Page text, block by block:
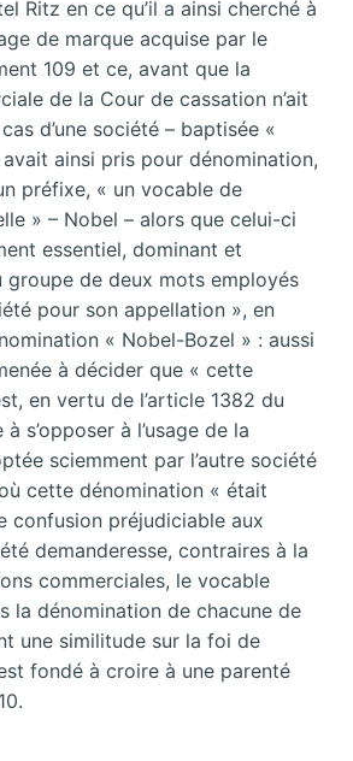
Ritz en ce qu’il a ainsi cherché à
de marque acquise par le
109 et ce, avant que la
de la Cour de cassation n’ait
d’une société – baptisée «
ainsi pris pour dénomination,
préfixe, « un vocable de
» – Nobel – alors que celui-ci
essentiel, dominant et
de deux mots employés
pour son appellation », en
« Nobel-Bozel » : aussi
à décider que « cette
en vertu de l’article 1382 du
s’opposer à l’usage de la
sciemment par l’autre société
cette dénomination « était
confusion préjudiciable aux
demanderesse, contraires à la
commerciales, le vocable
la dénomination de chacune de
une similitude sur la foi de
fondé à croire à une parenté